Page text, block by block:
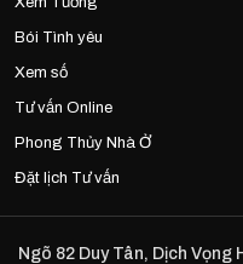
Bói Tình yêu
Xem số
Tư vấn Online
Phong Thủy Nhà Ở
Đặt lịch Tư vấn
Ngõ 82 Duy Tân, Dịch Vọng